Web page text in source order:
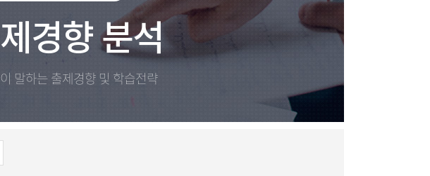
경향 분석
말하는 출제경향 및 학습전략